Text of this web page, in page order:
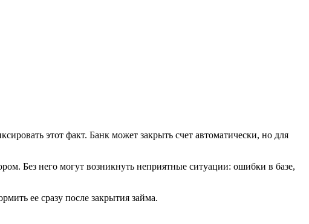
этот факт. Банк может закрыть счет автоматически, но для
Без него могут возникнуть неприятные ситуации: ошибки в базе,
ее сразу после закрытия займа.